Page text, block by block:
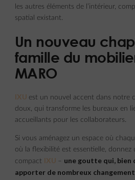
les autres éléments de l’intérieur,
spatial existant.
Un nouveau
famille du
MARO
IXU est un nouvel accent dans notre
doux, qui transforme les bureaux en
accueillants pour les collaborateurs.
Si vous aménagez un espace où
où la flexibilité est essentielle, donnez
compact IXU
une goutte qui, bien
apporter de nombreux